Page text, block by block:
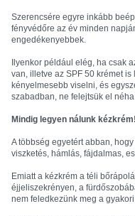
Szerencsére egyre inkább
fényvédőre az év minden
engedékenyebbek.
Ilyenkor például elég, ha csak
van, illetve az SPF 50 krémet
kényelmesebb viselni, és
szabadban, ne felejtsük el
Mindig legyen nálunk kézkrém!
A többség egyetért abban,
viszketés, hámlás, fájdalmas,
Emiatt a kézkrém a téli
éjjeliszekrényen, a
nem feledkezünk meg a